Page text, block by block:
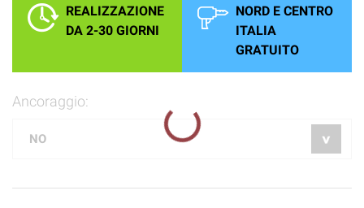
REALIZZAZIONE
DA 2-30 GIORNI
NORD E CENTRO
ITALIA
GRATUITO
Ancoraggio: